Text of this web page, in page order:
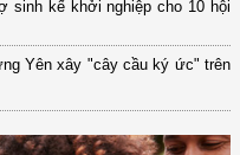
sinh kế khởi nghiệp cho 10 hội
Yên xây "cây cầu ký ức" trên